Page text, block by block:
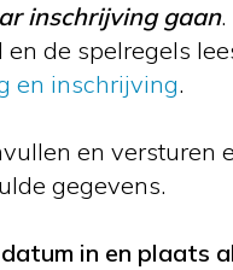
inschrijving gaan.
de spelregels
en inschrijving.
en versturen
gegevens.
in en plaats